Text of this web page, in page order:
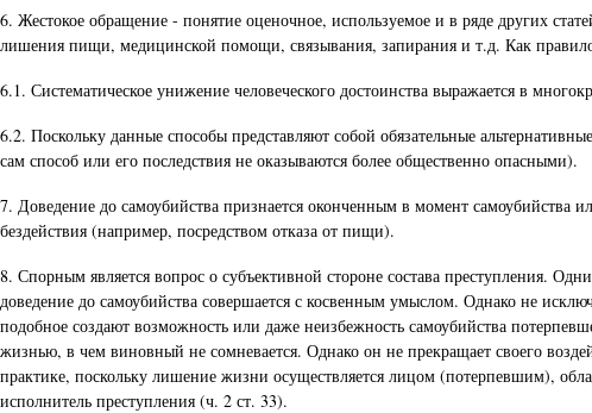
6. Жестокое обращение - понятие оценочное, используемое и в ряде других
лишения пищи, медицинской помощи, связывания, запирания и т.д. Как
6.1. Систематическое унижение человеческого достоинства выражается в
6.2. Поскольку данные способы представляют собой обязательные
сам способ или его последствия не оказываются более общественно опасными).
7. Доведение до самоубийства признается оконченным в момент самоубийства
бездействия (например, посредством отказа от пищи).
8. Спорным является вопрос о субъективной стороне состава преступления.
доведение до самоубийства совершается с косвенным умыслом. Однако не
подобное создают возможность или даже неизбежность самоубийства
жизнью, в чем виновный не сомневается. Однако он не прекращает своего
практике, поскольку лишение жизни осуществляется лицом (потерпевшим),
исполнитель преступления (ч. 2 ст. 33).